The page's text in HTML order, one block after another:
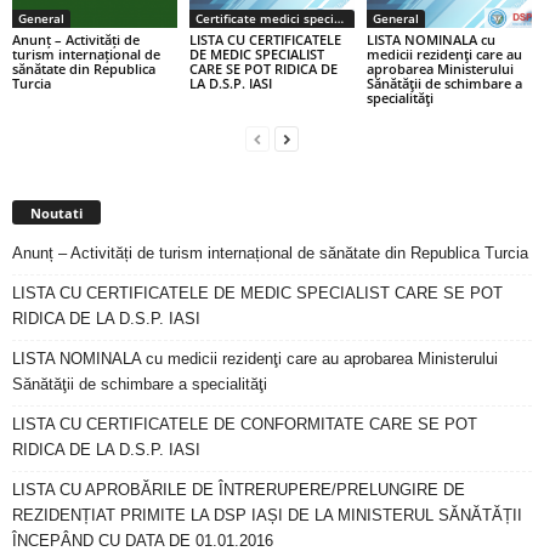
General
Anunț – Activități de
turism internațional de
sănătate din Republica
Turcia
Certificate medici specialiști / primari
LISTA CU CERTIFICATELE
DE MEDIC SPECIALIST
CARE SE POT RIDICA DE
LA D.S.P. IASI
General
LISTA NOMINALA cu
medicii rezidenţi care au
aprobarea Ministerului
Sănătăţii de schimbare a
specialităţi
Noutati
Anunț – Activități de turism internațional de sănătate din Republica Turcia
LISTA CU CERTIFICATELE DE MEDIC SPECIALIST CARE SE POT
RIDICA DE LA D.S.P. IASI
LISTA NOMINALA cu medicii rezidenţi care au aprobarea Ministerului
Sănătăţii de schimbare a specialităţi
LISTA CU CERTIFICATELE DE CONFORMITATE CARE SE POT
RIDICA DE LA D.S.P. IASI
LISTA CU APROBĂRILE DE ÎNTRERUPERE/PRELUNGIRE DE
REZIDENȚIAT PRIMITE LA DSP IAȘI DE LA MINISTERUL SĂNĂTĂȚII
ÎNCEPÂND CU DATA DE 01.01.2016